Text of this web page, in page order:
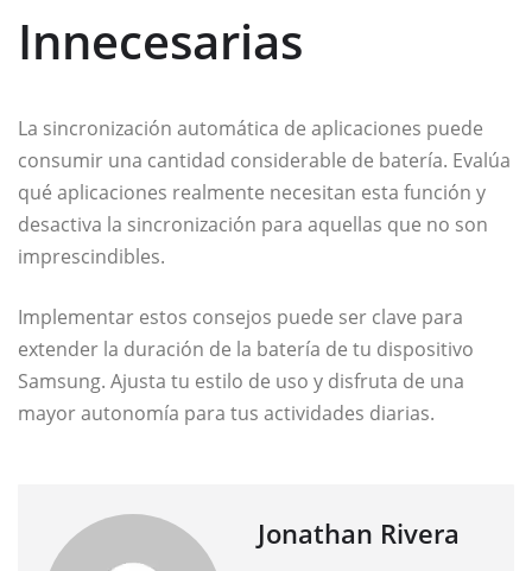
Innecesarias
La sincronización automática de aplicaciones puede
consumir una cantidad considerable de batería. Evalúa
qué aplicaciones realmente necesitan esta función y
desactiva la sincronización para aquellas que no son
imprescindibles.
Implementar estos consejos puede ser clave para
extender la duración de la batería de tu dispositivo
Samsung. Ajusta tu estilo de uso y disfruta de una
mayor autonomía para tus actividades diarias.
Jonathan Rivera